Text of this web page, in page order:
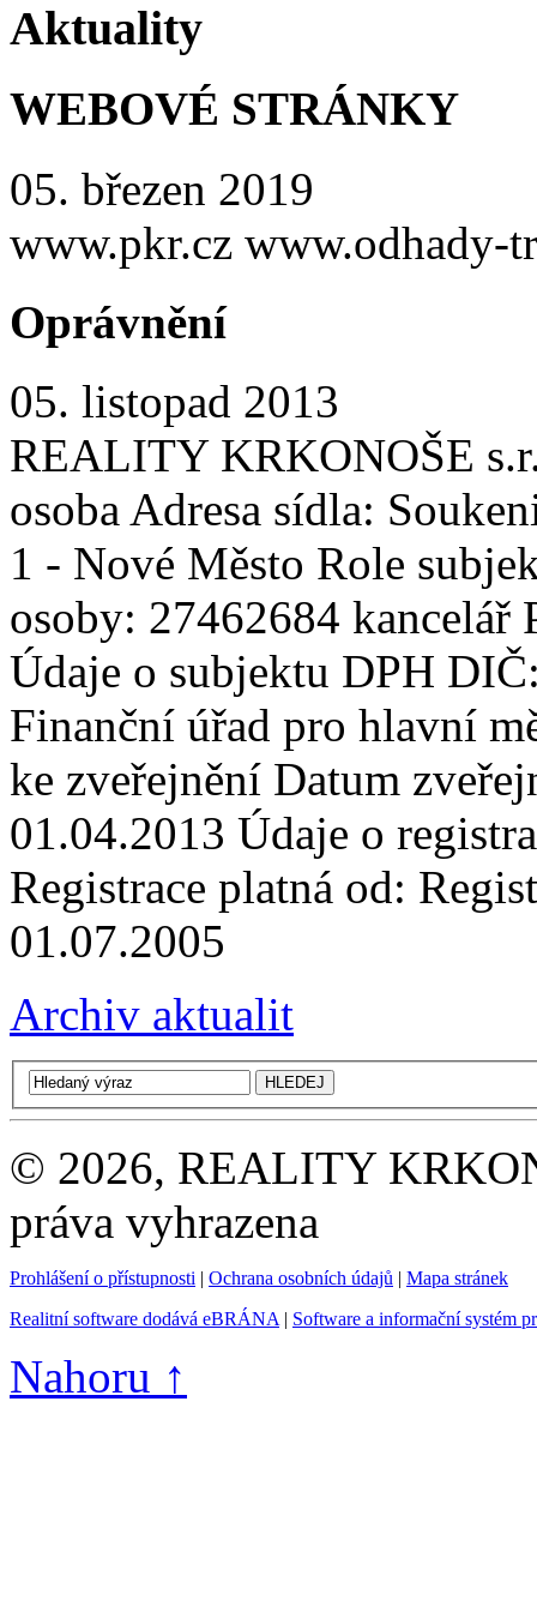
Aktuality
WEBOVÉ STRÁNKY
05. březen 2019
www.pkr.cz www.odhady-
Oprávnění
05. listopad 2013
REALITY KRKONOŠE
osoba Adresa sídla:
1 - Nové Město Role
osoby: 27462684 kancelář
Údaje o subjektu DPH
Finanční úřad pro hlavní
ke zveřejnění Datum
01.04.2013 Údaje o
Registrace platná od:
01.07.2005
Archiv aktualit
© 2026, REALITY
práva vyhrazena
Prohlášení o přístupnosti | Ochrana osobních údajů | Mapa stránek
Realitní software dodává eBRÁNA | Software a informační systém
Nahoru ↑